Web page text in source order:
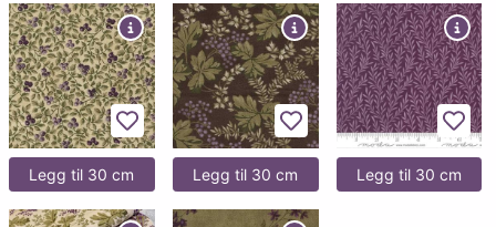
Legg til favoritter
Legg til 30 cm
Legg til favoritter
Legg til 30 cm Legg til 30 cm